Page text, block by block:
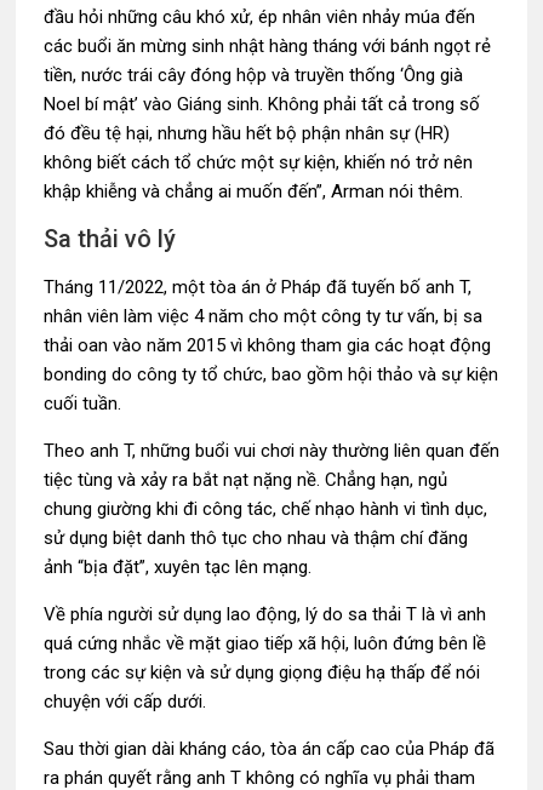
đầu hỏi những câu khó xử, ép nhân viên nhảy múa đến
các buổi ăn mừng sinh nhật hàng tháng với bánh ngọt rẻ
tiền, nước trái cây đóng hộp và truyền thống ‘Ông già
Noel bí mật’ vào Giáng sinh. Không phải tất cả trong số
đó đều tệ hại, nhưng hầu hết bộ phận nhân sự (HR)
không biết cách tổ chức một sự kiện, khiến nó trở nên
khập khiễng và chẳng ai muốn đến”, Arman nói thêm.
Sa thải vô lý
Tháng 11/2022, một tòa án ở Pháp đã tuyến bố anh T,
nhân viên làm việc 4 năm cho một công ty tư vấn, bị sa
thải oan vào năm 2015 vì không tham gia các hoạt động
bonding do công ty tổ chức, bao gồm hội thảo và sự kiện
cuối tuần.
Theo anh T, những buổi vui chơi này thường liên quan đến
tiệc tùng và xảy ra bắt nạt nặng nề. Chẳng hạn, ngủ
chung giường khi đi công tác, chế nhạo hành vi tình dục,
sử dụng biệt danh thô tục cho nhau và thậm chí đăng
ảnh “bịa đặt”, xuyên tạc lên mạng.
Về phía người sử dụng lao động, lý do sa thải T là vì anh
quá cứng nhắc về mặt giao tiếp xã hội, luôn đứng bên lề
trong các sự kiện và sử dụng giọng điệu hạ thấp để nói
chuyện với cấp dưới.
Sau thời gian dài kháng cáo, tòa án cấp cao của Pháp đã
ra phán quyết rằng anh T không có nghĩa vụ phải tham